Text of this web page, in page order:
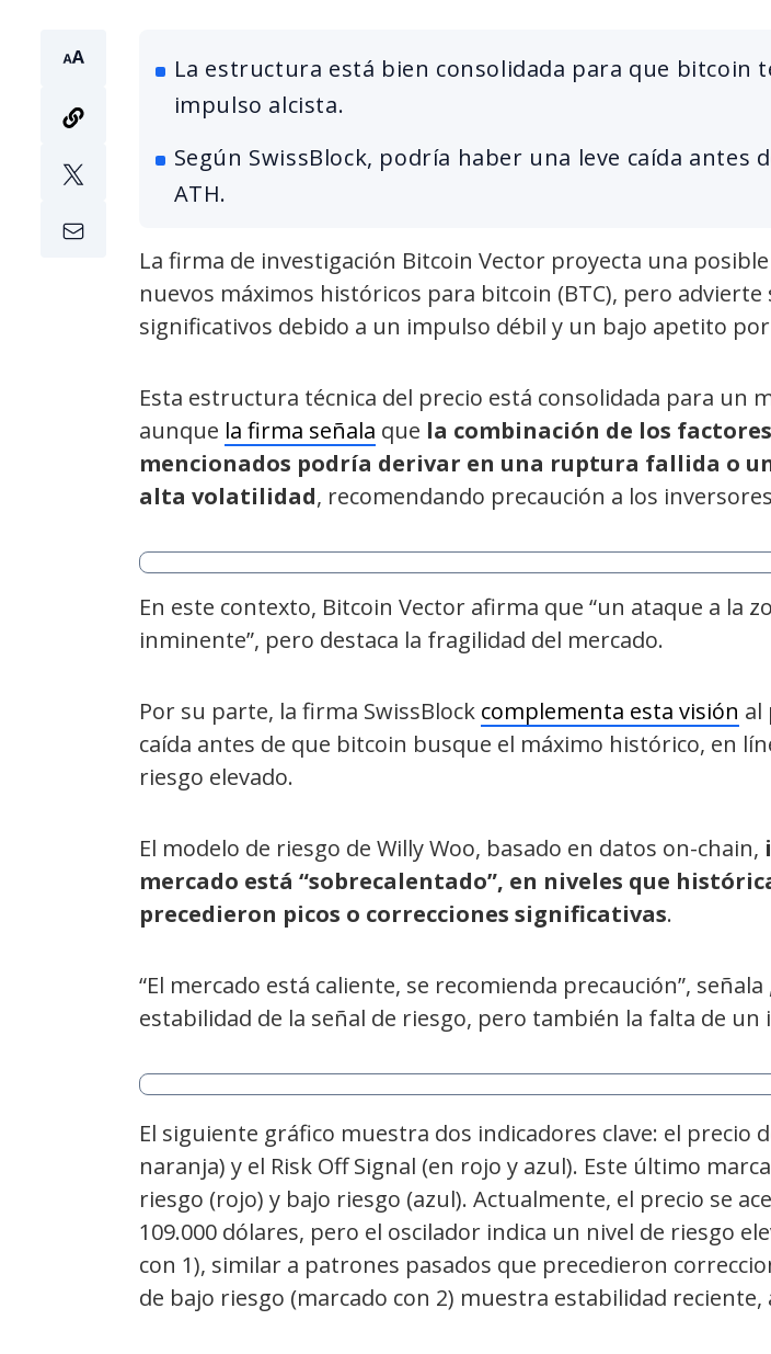
La estructura está bien consolidada para que bitcoin
impulso alcista.
Según SwissBlock, podría haber una leve caída antes
ATH.
La firma de investigación Bitcoin Vector proyecta una
nuevos máximos históricos para bitcoin (BTC), pero advierte
significativos debido a un impulso débil y un bajo apetito
Esta estructura técnica del precio está consolidada para un
aunque la firma señala que la combinación de los
mencionados podría derivar en una ruptura fallida o
alta volatilidad, recomendando precaución a los
En este contexto, Bitcoin Vector afirma que “un ataque a la
inminente”, pero destaca la fragilidad del mercado.
Por su parte, la firma SwissBlock complementa esta visión al
caída antes de que bitcoin busque el máximo histórico, en
riesgo elevado.
El modelo de riesgo de Willy Woo, basado en datos on-chain,
mercado está “sobrecalentado”, en niveles que
precedieron picos o correcciones significativas.
“El mercado está caliente, se recomienda precaución”,
estabilidad de la señal de riesgo, pero también la falta de
El siguiente gráfico muestra dos indicadores clave: el precio
naranja) y el Risk Off Signal (en rojo y azul). Este último
riesgo (rojo) y bajo riesgo (azul). Actualmente, el precio se
109.000 dólares, pero el oscilador indica un nivel de riesgo
con 1), similar a patrones pasados que precedieron
de bajo riesgo (marcado con 2) muestra estabilidad